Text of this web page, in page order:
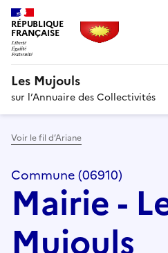
RÉPUBLIQUE
FRANÇAISE
Les Mujouls
sur l’Annuaire des Collectivités
Voir le fil d’Ariane
Commune (06910)
Mairie -
Mujouls